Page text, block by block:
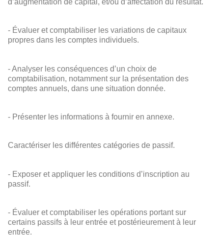
d’augmentation de capital, et/ou d’affectation du résultat.
- Évaluer et comptabiliser les variations de capitaux
propres dans les comptes individuels.
- Analyser les conséquences d’un choix de
comptabilisation, notamment sur la présentation des
comptes annuels, dans une situation donnée.
- Présenter les informations à fournir en annexe.
Caractériser les différentes catégories de passif.
- Exposer et appliquer les conditions d’inscription au
passif.
- Évaluer et comptabiliser les opérations portant sur
certains passifs à leur entrée et postérieurement à leur
entrée.